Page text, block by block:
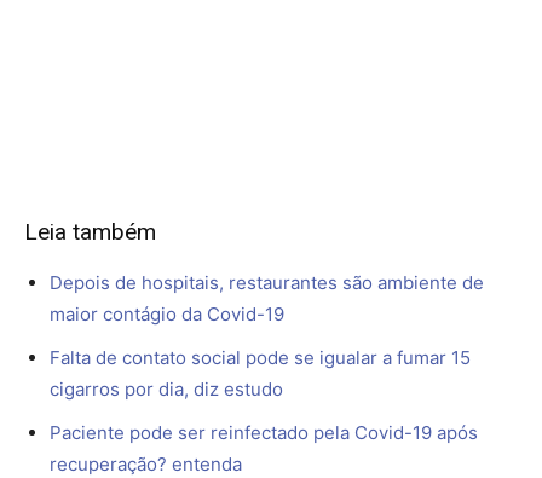
Leia também
Depois de hospitais, restaurantes são ambiente de
maior contágio da Covid-19
Falta de contato social pode se igualar a fumar 15
cigarros por dia, diz estudo
Paciente pode ser reinfectado pela Covid-19 após
recuperação? entenda